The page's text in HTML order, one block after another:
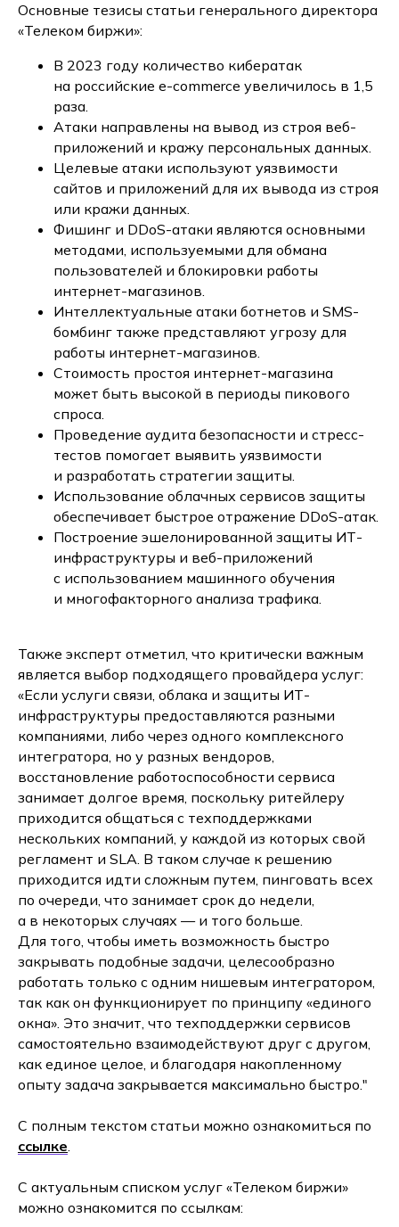
Основные тезисы статьи генерального директора
«Телеком биржи»:
В 2023 году количество кибератак
на российские e-commerce увеличилось в 1,5
раза.
Атаки направлены на вывод из строя веб-
приложений и кражу персональных данных.
Целевые атаки используют уязвимости
сайтов и приложений для их вывода из строя
или кражи данных.
Фишинг и DDoS-атаки являются основными
методами, используемыми для обмана
пользователей и блокировки работы
интернет-магазинов.
Интеллектуальные атаки ботнетов и SMS-
бомбинг также представляют угрозу для
работы интернет-магазинов.
Стоимость простоя интернет-магазина
может быть высокой в периоды пикового
спроса.
Проведение аудита безопасности и стресс-
тестов помогает выявить уязвимости
и разработать стратегии защиты.
Использование облачных сервисов защиты
обеспечивает быстрое отражение DDoS-атак.
Построение эшелонированной защиты ИТ-
инфраструктуры и веб-приложений
с использованием машинного обучения
и многофакторного анализа трафика.
Также эксперт отметил, что критически важным
является выбор подходящего провайдера услуг:
«Если услуги связи, облака и защиты ИТ-
инфраструктуры предоставляются разными
компаниями, либо через одного комплексного
интегратора, но у разных вендоров,
восстановление работоспособности сервиса
занимает долгое время, поскольку ритейлеру
приходится общаться с техподдержками
нескольких компаний, у каждой из которых свой
регламент и SLA. В таком случае к решению
приходится идти сложным путем, пинговать всех
по очереди, что занимает срок до недели,
а в некоторых случаях — и того больше.
Для того, чтобы иметь возможность быстро
закрывать подобные задачи, целесообразно
работать только с одним нишевым интегратором,
так как он функционирует по принципу «единого
окна». Это значит, что техподдержки сервисов
самостоятельно взаимодействуют друг с другом,
как единое целое, и благодаря накопленному
опыту задача закрывается максимально быстро."
С полным текстом статьи можно ознакомиться по
ссылке.
С актуальным списком услуг «Телеком биржи»
можно ознакомится по ссылкам: